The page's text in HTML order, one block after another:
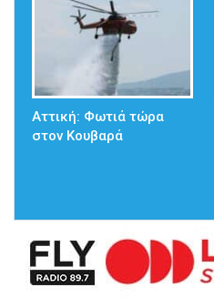
Αττική: Φωτιά τώρα
στον Κουβαρά